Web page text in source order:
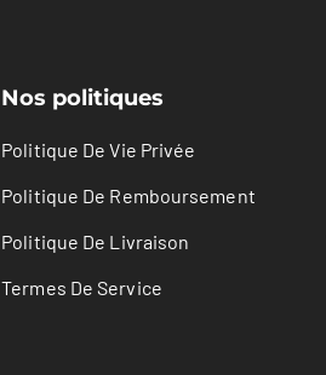
Nos politiques
Politique De Vie Privée
Politique De Remboursement
Politique De Livraison
Termes De Service